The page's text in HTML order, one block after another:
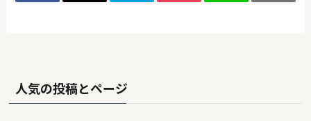
人気の投稿とページ